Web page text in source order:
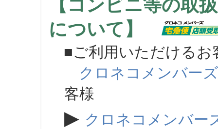
【コンビニ等の取
について】
■ご利用いただけるお
クロネコメンバーズ
客様
▶ クロネコメンバー